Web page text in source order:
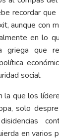
recordar
aunque con
en lo
griega que
social.
la que los
solo
en varios